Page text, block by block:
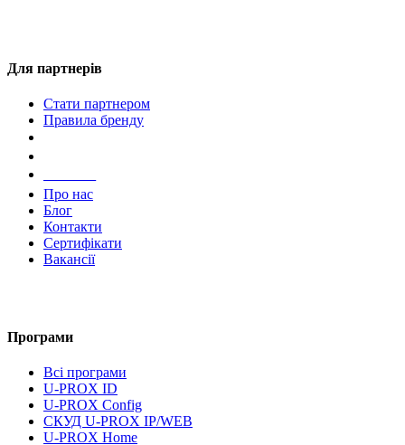
Для партнерів
Стати партнером
Правила бренду
Про нас
Блог
Контакти
Сертифікати
Вакансії
Програми
Всі програми
U-PROX ID
U-PROX Config
СКУД U-PROX IP/WEB
U-PROX Home